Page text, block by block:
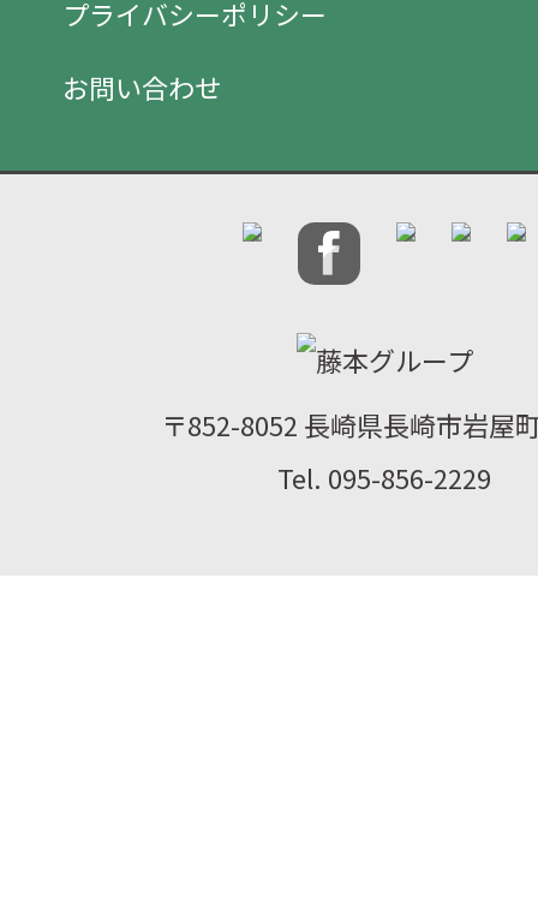
プライバシーポリシー
お問い合わせ
〒852-8052 長崎県長崎市岩屋
Tel. 095-856-2229